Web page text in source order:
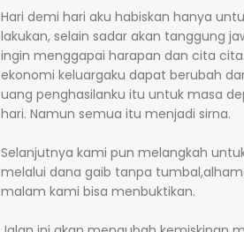
Hari demi hari aku habiskan hanya
lakukan, selain sadar akan tanggung
ingin menggapai harapan dan cita
ekonomi keluargaku dapat berubah
uang penghasilanku itu untuk masa
hari. Namun semua itu menjadi sirna.
Selanjutnya kami pun melangkah
melalui dana gaib tanpa
malam kami bisa menbuktikan.